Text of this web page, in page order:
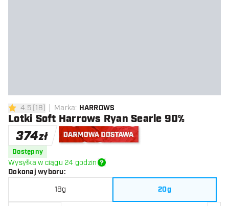
4.5 gwiazdki oceny
4.5[18] Marka: HARROWS
Lotki Soft Harrows Ryan Searle 90%
374zł
Dostępny
Wysyłka w ciągu 24 godzin
Dokonaj wyboru:
18g 20g